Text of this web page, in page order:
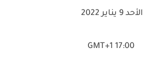
الأحد 9 يناير 2022